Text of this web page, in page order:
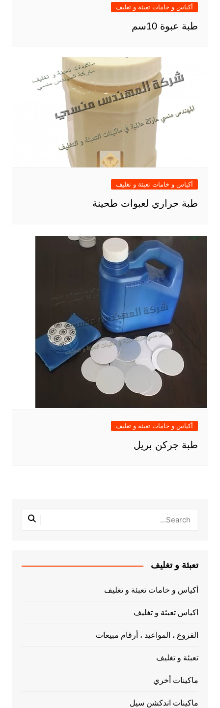
أكياس و خامات تعبئة و تغليف
طبة عبوة 10سم
أكياس و خامات تعبئة و تغليف
طبة حراري لعبوات طحينة
أكياس و خامات تعبئة و تغليف
طبة جركن بريل
تعبئة و تغليف
أكياس و خامات تعبئة و تغليف
اكياس تعبئة و تغليف
الفروع ، المواعيد ، أرقام مبيعات
تعبئة و تغليف
ماكينات أخري
ماكينات اندكشن سيل